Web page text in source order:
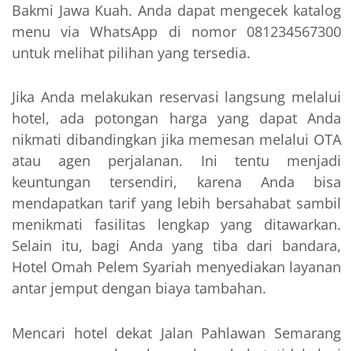
Bakmi Jawa Kuah. Anda dapat mengecek katalog
menu via WhatsApp di nomor 081234567300
untuk melihat pilihan yang tersedia.
Jika Anda melakukan reservasi langsung melalui
hotel, ada potongan harga yang dapat Anda
nikmati dibandingkan jika memesan melalui OTA
atau agen perjalanan. Ini tentu menjadi
keuntungan tersendiri, karena Anda bisa
mendapatkan tarif yang lebih bersahabat sambil
menikmati fasilitas lengkap yang ditawarkan.
Selain itu, bagi Anda yang tiba dari bandara,
Hotel Omah Pelem Syariah menyediakan layanan
antar jemput dengan biaya tambahan.
Mencari hotel dekat Jalan Pahlawan Semarang